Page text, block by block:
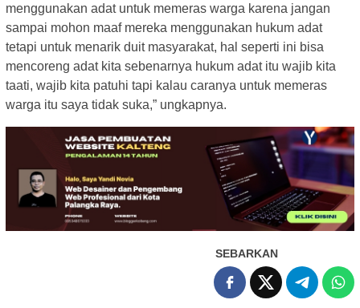
menggunakan adat untuk memeras warga karena jangan
sampai mohon maaf mereka menggunakan hukum adat
tetapi untuk menarik duit masyarakat, hal seperti ini bisa
mencoreng adat kita sebenarnya hukum adat itu wajib kita
taati, wajib kita patuhi tapi kalau caranya untuk memeras
warga itu saya tidak suka,” ungkapnya.
SEBARKAN